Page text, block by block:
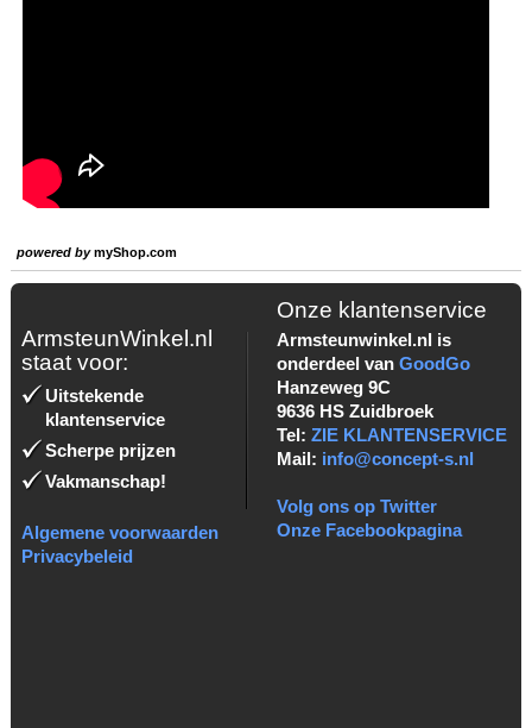
powered bymyShop.com
ArmsteunWinkel.nl
staat voor:
Uitstekende
klantenservice
Scherpe prijzen
Vakmanschap!
Algemene voorwaarden
Privacybeleid
Onze klantenservice
Armsteunwinkel.nl is
onderdeel van GoodGo
Hanzeweg 9C
9636 HS Zuidbroek
Tel: ZIE KLANTENSERVICE
Mail: info@concept-s.nl
Volg ons op Twitter
Onze Facebookpagina